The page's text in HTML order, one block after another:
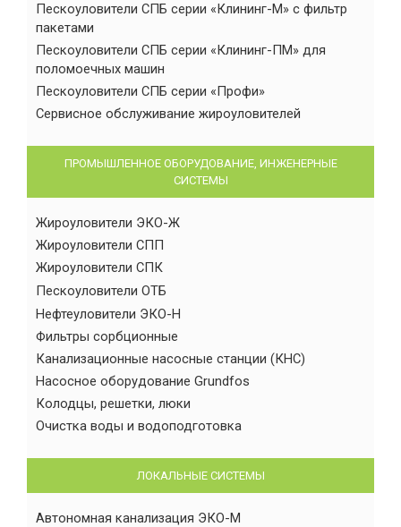
Пескоуловители СПБ серии «Клининг-М» с фильтр
пакетами
Пескоуловители СПБ серии «Клининг-ПМ» для
поломоечных машин
Пескоуловители СПБ серии «Профи»
Сервисное обслуживание жироуловителей
ПРОМЫШЛЕННОЕ ОБОРУДОВАНИЕ, ИНЖЕНЕРНЫЕ
СИСТЕМЫ
Жироуловители ЭКО-Ж
Жироуловители СПП
Жироуловители СПК
Пескоуловители ОТБ
Нефтеуловители ЭКО-Н
Фильтры сорбционные
Канализационные насосные станции (КНС)
Насосное оборудование Grundfos
Колодцы, решетки, люки
Очистка воды и водоподготовка
ЛОКАЛЬНЫЕ СИСТЕМЫ
Автономная канализация ЭКО-М